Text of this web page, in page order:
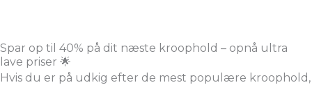
Spar op til 40% på dit næste kroophold – opnå ultra
lave priser 🌟
Hvis du er på udkig efter de mest populære kroophold,